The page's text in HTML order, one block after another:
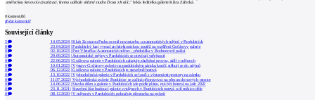
uměleckou kovovou vizualizaci, kterou udělalo vítězné studio Doxa z Košic,"řekla ředitelka galerie Klára Zářecká.
0komentářů
přidat komentář
Související články
5 14.05.2024 |Klub Za starou Prahu ocenil novostavbu u automatických mlýnů v Pardubicích
0
23.04.2024 |Pardubický kraj vypsal architektonickou soutěž na rozšíření Gočárovy galerie
0 02.10.2023 Petr Všetečka: Automatické mlýny - přednáška v Bochnerově paláci
0 29.09.2023 | Automatické mlýny v Pardubicích se otevírají veřejnosti
0 22.06.2023 |Gočárova galerie v Pardubicích zahajuje zkušební provoz, sídlí v mlýnech
0 10.01.2023 |Výstavy Gočárovy galerie na pardubickém zámku končí, stěhují se do mlýnů
0 06.12.2022 |Gočárova galerie v Pardubicích je stavebně hotová
0 13.10.2022 |Východočeská galerie v Pardubicích se loučí s výstavními prostory na zámku
0 11.07.2022| Východočeská galerie Pardubice se začíná připravovat na přesun do nových prostor
0 14.06.2022 |Stavba dílen a galerie v Pardubicích jde podle plánu, má být hotová na jaře 2022
0 23.11.2021 | Stavební část budoucí galerie v mlýnech v Pardubicích potrvá o tři měsíce déle
0 08.12.2020 |V mlýnech v Pardubicích pokračuje přestavba na galerii